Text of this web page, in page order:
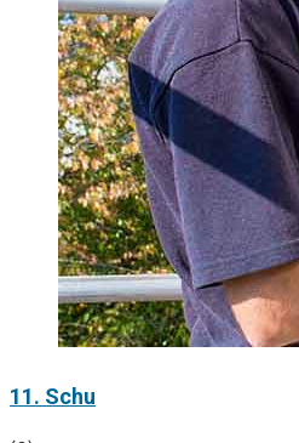
11. Schu